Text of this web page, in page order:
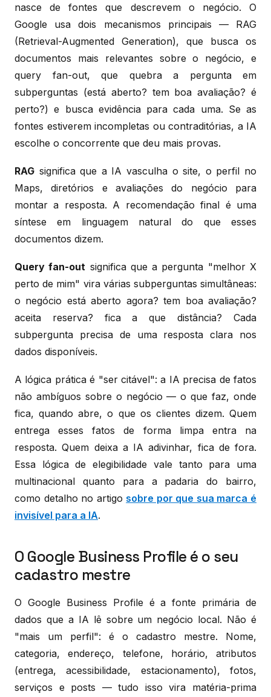
nasce de fontes que descrevem o negócio. O
Google usa dois mecanismos principais — RAG
(Retrieval-Augmented Generation), que busca os
documentos mais relevantes sobre o negócio, e
query fan-out, que quebra a pergunta em
subperguntas (está aberto? tem boa avaliação? é
perto?) e busca evidência para cada uma. Se as
fontes estiverem incompletas ou contraditórias, a IA
escolhe o concorrente que deu mais provas.
RAG significa que a IA vasculha o site, o perfil no
Maps, diretórios e avaliações do negócio para
montar a resposta. A recomendação final é uma
síntese em linguagem natural do que esses
documentos dizem.
Query fan-out significa que a pergunta "melhor X
perto de mim" vira várias subperguntas simultâneas:
o negócio está aberto agora? tem boa avaliação?
aceita reserva? fica a que distância? Cada
subpergunta precisa de uma resposta clara nos
dados disponíveis.
A lógica prática é "ser citável": a IA precisa de fatos
não ambíguos sobre o negócio — o que faz, onde
fica, quando abre, o que os clientes dizem. Quem
entrega esses fatos de forma limpa entra na
resposta. Quem deixa a IA adivinhar, fica de fora.
Essa lógica de elegibilidade vale tanto para uma
multinacional quanto para a padaria do bairro,
como detalho no artigosobre por que sua marca é
invisível para a IA.
O Google Business Profile é o seu
cadastro mestre
O Google Business Profile é a fonte primária de
dados que a IA lê sobre um negócio local. Não é
"mais um perfil": é o cadastro mestre. Nome,
categoria, endereço, telefone, horário, atributos
(entrega, acessibilidade, estacionamento), fotos,
serviços e posts — tudo isso vira matéria-prima